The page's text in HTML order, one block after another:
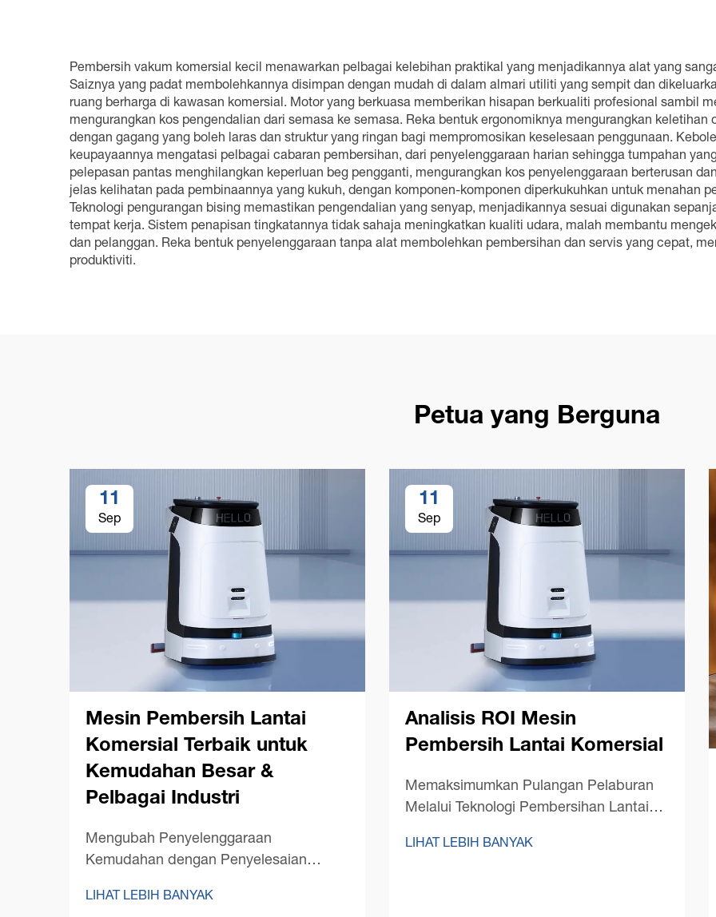
Pembersih vakum komersial kecil menawarkan pelbagai kelebihan praktikal yang menjadikannya alat yang
Saiznya yang padat membolehkannya disimpan dengan mudah di dalam almari utiliti yang sempit dan
ruang berharga di kawasan komersial. Motor yang berkuasa memberikan hisapan berkualiti profesional sambil
mengurangkan kos pengendalian dari semasa ke semasa. Reka bentuk ergonomiknya mengurangkan
dengan gagang yang boleh laras dan struktur yang ringan bagi mempromosikan keselesaan penggunaan.
keupayaannya mengatasi pelbagai cabaran pembersihan, dari penyelenggaraan harian sehingga tumpahan
pelepasan pantas menghilangkan keperluan beg pengganti, mengurangkan kos penyelenggaraan berterusan
jelas kelihatan pada pembinaannya yang kukuh, dengan komponen-komponen diperkukuhkan untuk menahan
Teknologi pengurangan bising memastikan pengendalian yang senyap, menjadikannya sesuai digunakan
tempat kerja. Sistem penapisan tingkatannya tidak sahaja meningkatkan kualiti udara, malah membantu
dan pelanggan. Reka bentuk penyelenggaraan tanpa alat membolehkan pembersihan dan servis yang cepat,
produktiviti.
Petua yang Berguna
11
Sep
Mesin Pembersih Lantai
Komersial Terbaik untuk
Kemudahan Besar &
Pelbagai Industri
Mengubah Penyelenggaraan
Kemudahan dengan Penyelesaian
Mengekalkan lantai yang bersih di ruang
LIHAT LEBIH BANYAK
11
Sep
Analisis ROI Mesin
Pembersih Lantai Komersial
Memaksimumkan Pulangan Pelaburan
Melalui Teknologi Pembersihan Lantai
yang kompetitif pada hari ini, pengurus
LIHAT LEBIH BANYAK